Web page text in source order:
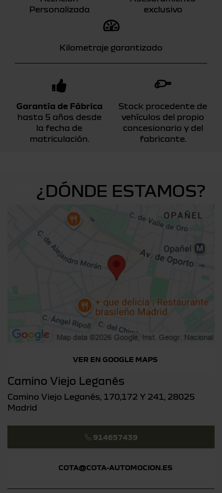
Personalizada
exclusivo
Kilometraje garantizado
Garantía de Fábrica
hasta 5 años desde
la fecha de
matriculación.
Stock procedente de
vehículos del propio
concesionario y del
fabricante.
¿DÓNDE ESTAMOS?
VER EN GOOGLE MAPS
Camino Viejo Leganés
Camino Viejo Leganés, 170,172 Y 241, 28025
Madrid
914657439
COTA@COTA-AUTOMOCION.ES